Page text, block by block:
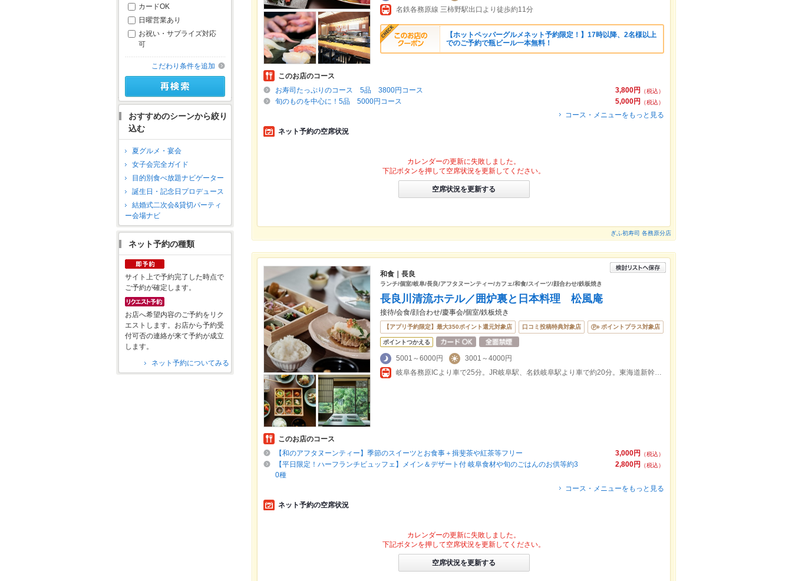
カードOK
日曜営業あり
お祝い・サプライズ対応
可
こだわり条件を追加
おすすめのシーンから絞り
込む
夏グルメ・宴会
女子会完全ガイド
目的別食べ放題ナビゲーター
誕生日・記念日プロデュース
結婚式二次会&貸切パーティ
ー会場ナビ
ネット予約の種類
サイト上で予約完了した時点で
ご予約が確定します。
お店へ希望内容のご予約をリク
エストします。お店から予約受
付可否の連絡が来て予約が成立
します。
ネット予約についてみる
名鉄各務原線 三柿野駅出口より徒歩約11分
【ホットペッパーグルメネット予約限定！】17時以降、2名様以上
でのご予約で瓶ビール一本無料！
このお店のコース
3,800円
（税込）
お寿司たっぷりのコース 5品 3800円コース
5,000円
（税込）
旬のものを中心に！5品 5000円コース
コース・メニューをもっと見る
ネット予約の空席状況
カレンダーの更新に失敗しました。
下記ボタンを押して空席状況を更新してください。
空席状況を更新する
ぎふ初寿司 各務原分店
和食｜長良
ランチ/個室/岐阜/長良/アフタヌーンティー/カフェ/和食/スイーツ/顔合わせ/鉄板焼き
長良川清流ホテル／囲炉裏と日本料理 松風庵
接待/会食/顔合わせ/慶事会/個室/鉄板焼き
【アプリ予約限定】最大350ポイント還元対象店 口コミ投稿特典対象店 ポイントプラス対象店
ポイントつかえる
5001～6000円
3001～4000円
岐阜各務原ICより車で25分。JR岐阜駅、名鉄岐阜駅より車で約20分。東海道新幹線岐阜羽島駅より車で45分。
このお店のコース
3,000円
（税込）
【和のアフタヌーンティー】季節のスイーツとお食事＋揖斐茶や紅茶等フリー
2,800円
（税込）
【平日限定！ハーフランチビュッフェ】メイン＆デザート付 岐阜食材や旬のごはんのお供等約3
0種
コース・メニューをもっと見る
ネット予約の空席状況
カレンダーの更新に失敗しました。
下記ボタンを押して空席状況を更新してください。
空席状況を更新する